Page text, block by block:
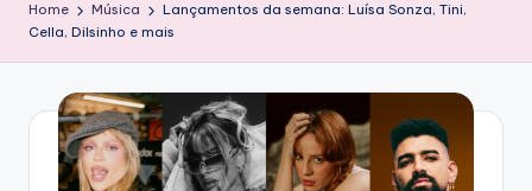
Home Música
Lançamentos da semana: Luísa Sonza, Tini,
Cella, Dilsinho e mais